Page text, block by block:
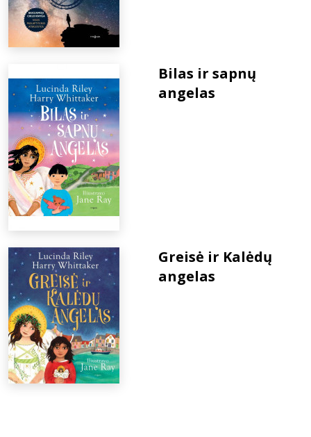
Bilas ir sapnų
angelas
Greisė ir Kalėdų
angelas